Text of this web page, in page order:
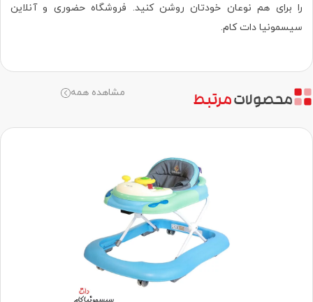
را برای هم نوعان خودتان روشن کنید. فروشگاه حضوری‌ و آنلاین
سیسمونیا دات کام.
محصولاتمرتبط مشاهده همه